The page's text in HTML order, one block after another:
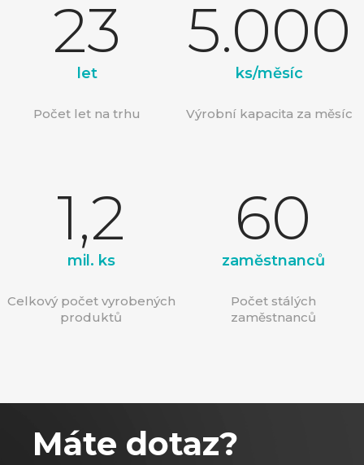
23
let
Počet let na trhu
5.000
ks/měsíc
Výrobní kapacita za měsíc
1,2
mil. ks
Celkový počet vyrobených
produktů
60
zaměstnanců
Počet stálých
zaměstnanců
Máte dotaz?